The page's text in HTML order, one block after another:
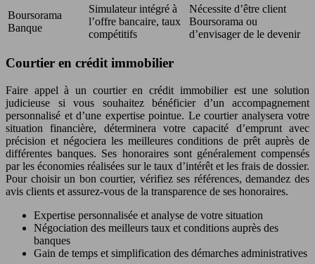
Boursorama
Banque
Simulateur intégré à
l’offre bancaire, taux
compétitifs
Nécessite d’être client
Boursorama ou
d’envisager de le devenir
Courtier en crédit immobilier
Faire appel à un courtier en crédit immobilier est une solution
judicieuse si vous souhaitez bénéficier d’un accompagnement
personnalisé et d’une expertise pointue. Le courtier analysera votre
situation financière, déterminera votre capacité d’emprunt avec
précision et négociera les meilleures conditions de prêt auprès de
différentes banques. Ses honoraires sont généralement compensés
par les économies réalisées sur le taux d’intérêt et les frais de dossier.
Pour choisir un bon courtier, vérifiez ses références, demandez des
avis clients et assurez-vous de la transparence de ses honoraires.
Expertise personnalisée et analyse de votre situation
Négociation des meilleurs taux et conditions auprès des
banques
Gain de temps et simplification des démarches administratives